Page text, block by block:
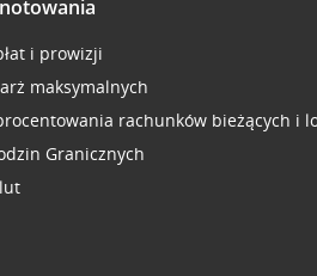
i prowizji
maksymalnych
rachunków bieżących i
Granicznych